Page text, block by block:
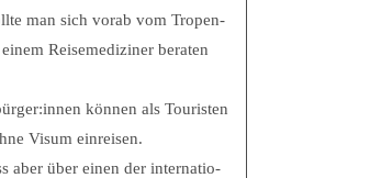
man sich vor­ab vom Tro­pen­
Rei­se­me­di­zi­ner bera­ten
kön­nen als Tou­ris­ten
Visum einreisen.
aber über einen der inter­na­tio­